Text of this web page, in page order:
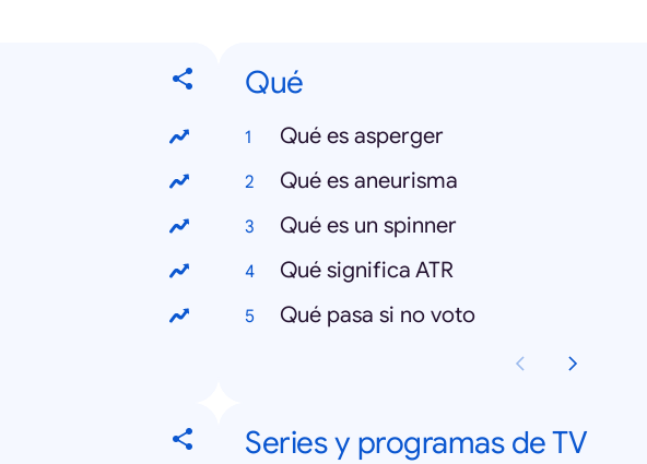
Qué
Qué es asperger
Qué es aneurisma
Qué es un spinner
Qué significa ATR
Qué pasa si no voto
Series y programas de TV